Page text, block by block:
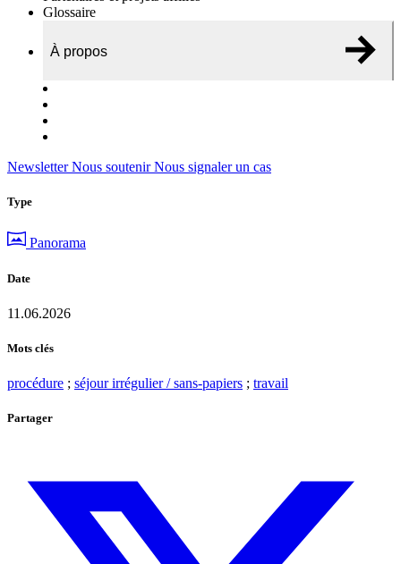
Glossaire
À propos
NewsletterNous soutenirNous signaler un cas
Type
Panorama
Date
11.06.2026
Mots clés
procédure ; séjour irrégulier / sans-papiers ; travail
Partager